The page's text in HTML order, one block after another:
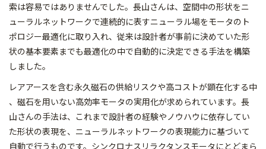
索は容易ではありませんでした。長山さんは、空間中の形状をニ
ューラルネットワークで連続的に表すニューラル場をモータのト
ポロジー最適化に取り入れ、従来は設計者が事前に決めていた形
状の基本要素までも最適化の中で自動的に決定できる手法を構築
しました。
レアアースを含む永久磁石の供給リスクや高コストが顕在化する中
、磁石を用いない高効率モータの実用化が求められています。長
山さんの手法は、これまで設計者の経験やノウハウに依存してい
た形状の表現を、ニューラルネットワークの表現能力に基づいて
自動で行うものです。シンクロナスリラクタンスモータにとどまら